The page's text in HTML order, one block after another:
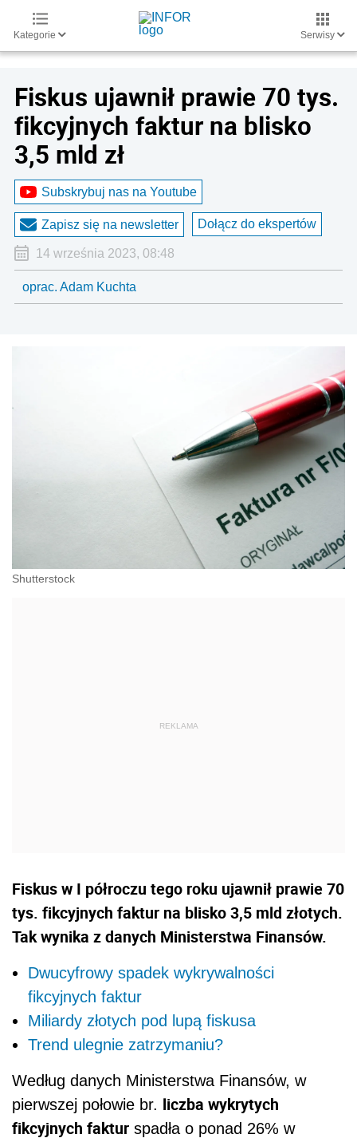
Kategorie Serwisy
Fiskus ujawnił prawie 70 tys.
fikcyjnych faktur na blisko
3,5 mld zł
Subskrybuj nas na Youtube
Zapisz się na newsletter Dołącz do ekspertów
14 września 2023, 08:48
oprac. Adam Kuchta
Shutterstock
Fiskus w I półroczu tego roku ujawnił prawie 70
tys. fikcyjnych faktur na blisko 3,5 mld złotych.
Tak wynika z danych Ministerstwa Finansów.
Dwucyfrowy spadek wykrywalności
fikcyjnych faktur
Miliardy złotych pod lupą fiskusa
Trend ulegnie zatrzymaniu?
Według danych Ministerstwa Finansów, w
pierwszej połowie br. liczba wykrytych
fikcyjnych faktur spadła o ponad 26% w